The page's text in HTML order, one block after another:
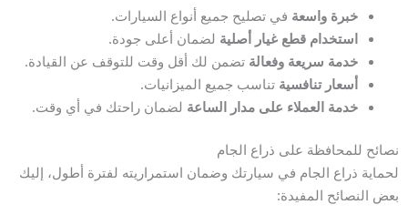
خبرة واسعة في تصليح جميع أنواع السيارات.
استخدام قطع غيار أصلية لضمان أعلى جودة.
خدمة سريعة وفعالة تضمن لك أقل وقت للتوقف عن القيادة.
أسعار تنافسية تناسب جميع الميزانيات.
خدمة العملاء على مدار الساعة لضمان راحتك في أي وقت.
نصائح للمحافظة على ذراع الجام
لحماية ذراع الجام في سيارتك وضمان استمراريته لفترة أطول، إليك
بعض النصائح المفيدة: